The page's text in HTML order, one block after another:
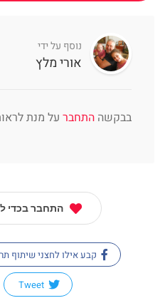
נוסף על ידי
אורי מלץ
בבקשה התחבר על מנת
התחבר בכדי
קבע אילו לחצני שיתוף
Tweet